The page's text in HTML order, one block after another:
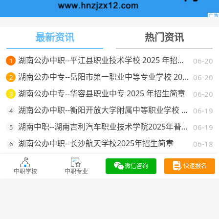
最新资讯 热门资讯
1 06-20
湖南公办中职--平江县职业技术学校 2025 年招生简章
2 06-20
湖南公办中专--岳阳市第一职业中等专业学校 2025 年招生简章
3 06-20
湖南公办中专--华容县职业中专 2025 年招生简章
4 06-19
湖南公办中职--衡阳开放大学附属中等职业学校 2025 年招生简章
5 06-19
湖南中职--湖南吉利汽车职业技术学院2025年普通高校招生章程
6 06-18
湖南公办中职--长沙航天学校2025年招生简章
06-18
湖南科技工程技师学院（长沙建校）2025年招生简章
06-18
湖南公办中专--长沙市望城区职业中等专业学校 2025 年招生简章
中职学校 中职专业
微信咨询 快速报名